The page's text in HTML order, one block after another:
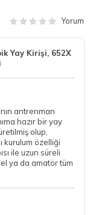
Yorum
Yay Kirişi, 652X
antrenman
hazır bir yay
olup,
kurulum özelliği
ile uzun süreli
ya da amatör tüm